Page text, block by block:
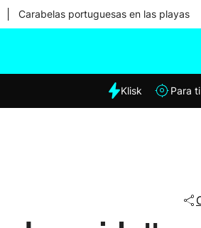
Carabelas portuguesas en las playas
Klisk Para ti